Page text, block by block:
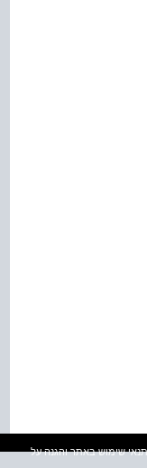
תנאי שימוש באתר והגנה על